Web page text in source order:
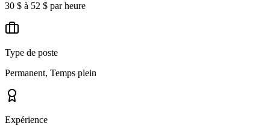
30 $ à 52 $ par heure
Type de poste
Permanent, Temps plein
Expérience